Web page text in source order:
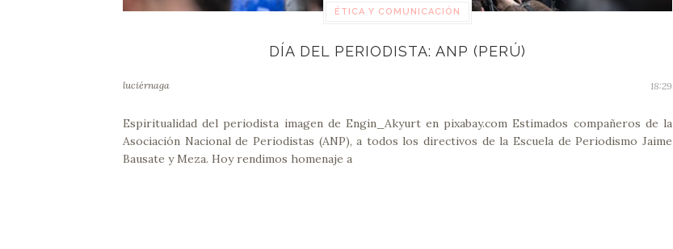
ÉTICA Y COMUNICACIÓN
DÍA DEL PERIODISTA: ANP (PERÚ)
luciérnaga 18:29
Espiritualidad del periodista imagen de Engin_Akyurt en pixabay.com Estimados compañeros de la
Asociación Nacional de Periodistas (ANP), a todos los directivos de la Escuela de Periodismo Jaime
Bausate y Meza. Hoy rendimos homenaje a